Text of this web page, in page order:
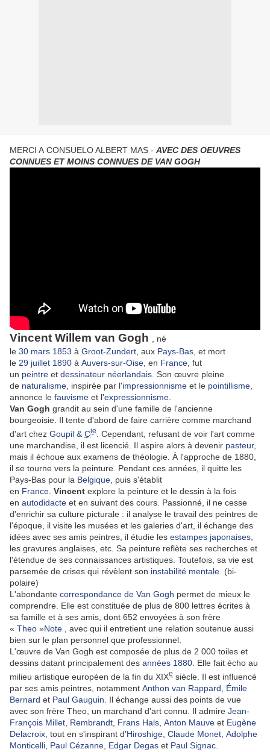
MERCI A CONSUELO ALBERT MAS - AVEC DES OEUVRES
CONNUES ET MOINS CONNUES DE VAN GOGH
Vincent Willem van Gogh
, né
le 30 mars 1853 à Groot-Zundert , aux Pays-Bas , et mort
le 29 juillet 1890 à Auvers-sur-Oise , en France , fut
un peintre et dessinateur néerlandais . Son œuvre pleine
de naturalisme , inspirée par l'impressionnisme et le pointillisme
annonce le fauvisme et l'expressionnisme
Van Gogh grandit au sein d'une famille de l'ancienne
bourgeoisie. Il tente d'abord de faire carrière comme marchand
d'art chez Goupil & Cie
. Cependant, refusant de voir l'art comme
une marchandise, il est licencié. Il aspire alors à devenir pasteur,
mais il échoue aux examens de théologie. À l'approche de 1880,
il se tourne vers la peinture. Pendant ces années, il quitte les
Pays-Bas pour la Belgique , puis s'établit
en France Vincent explore la peinture et le dessin à la fois
en autodidacte et en suivant des cours. Passionné, il ne cesse
d'enrichir sa culture picturale : il analyse le travail des peintres de
l'époque, il visite les musées et les galeries d'art, il échange des
idées avec ses amis peintres, il étudie les estampes japonaises
les gravures anglaises, etc. Sa peinture reflète ses recherches et
l'étendue de ses connaissances artistiques. Toutefois, sa vie est
parsemée de crises qui révèlent son instabilité mentale . (bi-
polaire)
L'abondante correspondance de Van Gogh permet de mieux le
comprendre. Elle est constituée de plus de 800 lettres écrites à
sa famille et à ses amis, dont 652 envoyées à son frère
« Theo »Note
, avec qui il entretient une relation soutenue aussi
bien sur le plan personnel que professionnel.
L'œuvre de Van Gogh est composée de plus de 2 000 toiles et
dessins datant principalement des années 1880 . Elle fait écho au
milieu artistique européen de la fin du XIXe siècle. Il est influencé
par ses amis peintres, notamment Anthon van Rappard
Émile
Bernard et Paul Gauguin . Il échange aussi des points de vue
avec son frère Theo, un marchand d'art connu. Il admire Jean-
François Millet Rembrandt Frans Hals Anton Mauve et Eugène
Delacroix , tout en s'inspirant d'Hiroshige Claude Monet Adolphe
Monticelli Paul Cézanne Edgar Degas et Paul Signac